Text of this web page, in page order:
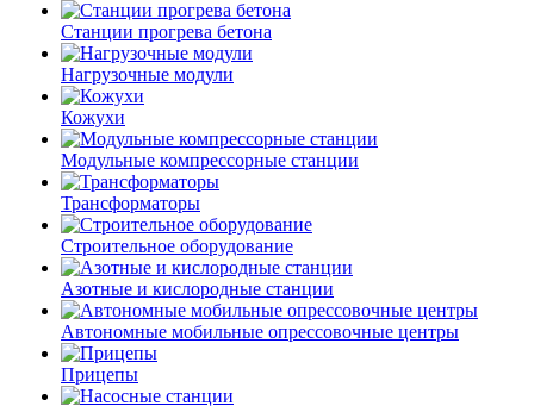
Станции прогрева бетона
Нагрузочные модули
Кожухи
Модульные компрессорные станции
Трансформаторы
Строительное оборудование
Азотные и кислородные станции
Автономные мобильные опрессовочные центры
Прицепы